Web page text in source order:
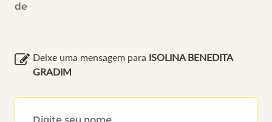
de
Deixe uma mensagem para ISOLINA BENEDITA
GRADIM